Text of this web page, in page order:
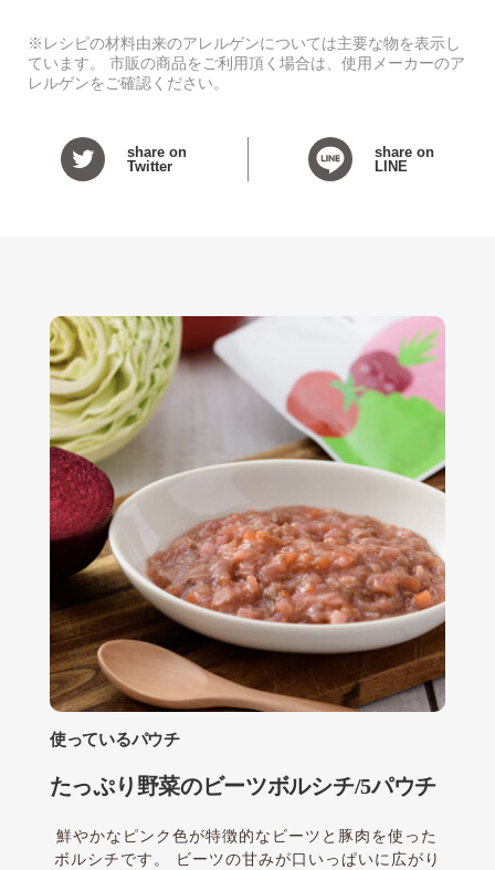
※レシピの材料由来のアレルゲンについては主要な物を表示し
ています。 市販の商品をご利用頂く場合は、使用メーカーのア
レルゲンをご確認ください。
share on
Twitter
share on
LINE
使っているパウチ
たっぷり野菜のビーツボルシチ/5パウチ
鮮やかなピンク色が特徴的なビーツと豚肉を使った
ボルシチです。 ビーツの甘みが口いっぱいに広がり